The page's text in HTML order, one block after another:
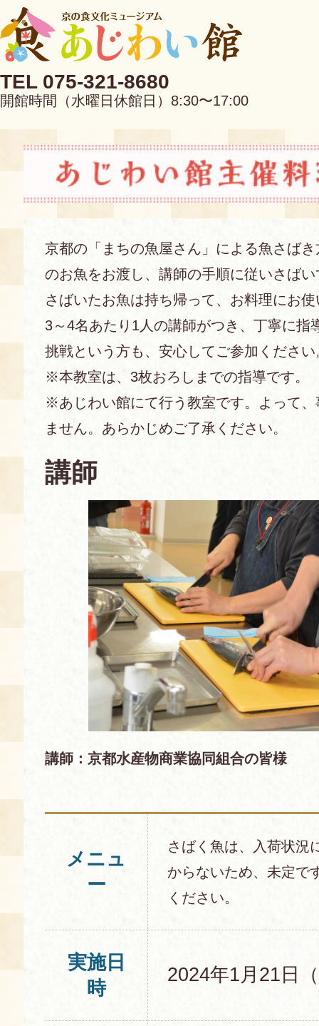
TEL 075-321-8680
開館時間（水曜日休館日）8:30〜17:00
EN 中文
当館について
あじわい館とは
京の食文化について
アクセス
FAQ
料理教室
キャンセル・ご変更
食の海援隊・陸援隊 会員限定
展示室のご紹介
お土産コーナー
レンタル
備品リスト
空き状況・ご予約
使用料・お支払い方法
団体向け見学・体験
食の語り部の部屋
展示見学
あじわい館弁当
京都の「まちの魚屋さん」による魚さば
のお魚をお渡し、講師の手順に従いさば
さばいたお魚は持ち帰って、お料理にお
3～4名あたり1人の講師がつき、丁寧に指
挑戦という方も、安心してご参加くださ
※本教室は、3枚おろしまでの指導です。
※あじわい館にて行う教室です。よって
ません。あらかじめご了承ください。
講師
講師：京都水産物商業協同組合の皆様
メニュ
ー
さばく魚は、入荷状況
からないため、未定で
ください。
実施日
時
2024年1月21日